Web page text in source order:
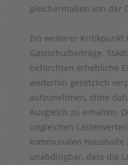
gleichermaßen von der
Ein weiterer Kritikpunkt
Gastschulbeiträge.
befürchten erhebliche
weiterhin gesetzlich
aufzunehmen, ohne
Ausgleich zu erhalten.
ungleichen
kommunalen Haushalte
unabdingbar, dass die